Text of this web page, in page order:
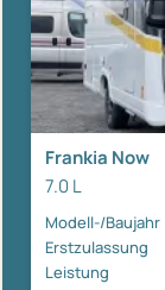
Frankia Now
7.0 L
Modell-/Baujahr
Erstzulassung
Leistung